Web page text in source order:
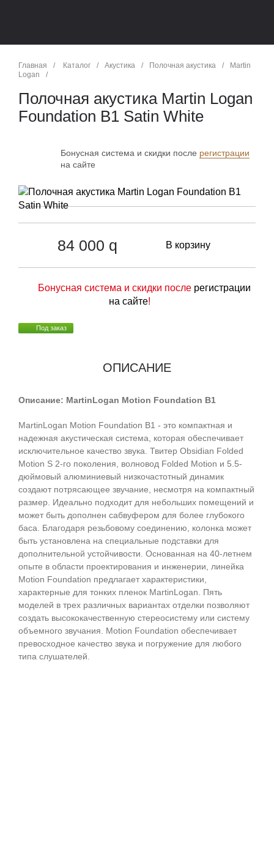
Главная / Каталог / Акустика / Полочная акустика /
Martin
Logan
/
Полочная акустика Martin Logan
Foundation B1 Satin White
Бонусная система и скидки после регистрации
на сайте
84 000 q В корзину
Бонусная система и скидки после регистрации
на сайте!
Под заказ
ОПИСАНИЕ
Описание: MartinLogan Motion Foundation B1
MartinLogan Motion Foundation B1 - это компактная и
надежная акустическая система, которая обеспечивает
исключительное качество звука. Твитер Obsidian Folded
Motion S 2-го поколения, волновод Folded Motion и 5.5-
дюймовый алюминиевый низкочастотный динамик
создают потрясающее звучание, несмотря на компактный
размер. Идеально подходит для небольших помещений и
может быть дополнен сабвуфером для более глубокого
баса. Благодаря резьбовому соединению, колонка может
быть установлена на специальные подставки для
дополнительной устойчивости. Основанная на 40-летнем
опыте в области проектирования и инженерии, линейка
Motion Foundation предлагает характеристики,
характерные для тонких пленок MartinLogan. Пять
моделей в трех различных вариантах отделки позволяют
создать высококачественную стереосистему или систему
объемного звучания. Motion Foundation обеспечивает
превосходное качество звука и погружение для любого
типа слушателей.